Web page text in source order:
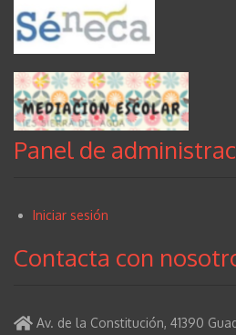
Panel de
User
account
Iniciar sesión
Contacta con
Av. de la Constitución, 41390